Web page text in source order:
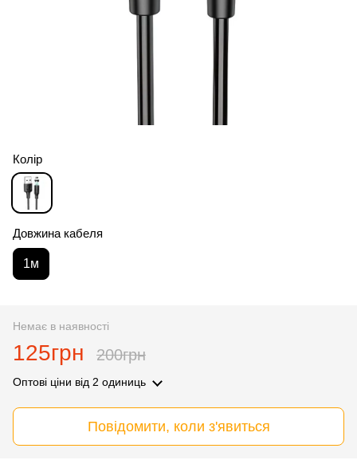
Колір
Довжина кабеля
1м
Немає в наявності
125грн 200грн
Оптові ціни від 2 одиниць
Повідомити, коли з'явиться